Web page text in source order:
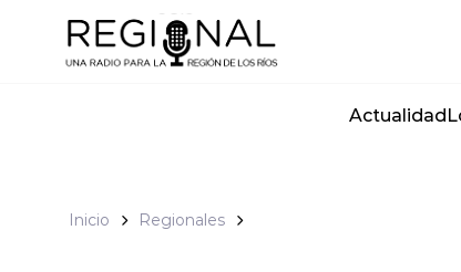
Click acá para ir directamente al contenido
Actualidad
Inicio Regionales